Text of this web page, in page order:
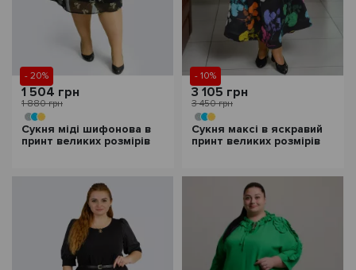
- 20%
1 504 грн
1 880 грн
Сукня міді шифонова в
принт великих розмірів
- 10%
3 105 грн
3 450 грн
Сукня максі в яскравий
принт великих розмірів